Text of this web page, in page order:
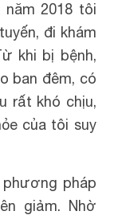
năm 2018 tôi
đi khám
khi bị bệnh,
ban đêm, có
rất khó chịu,
của tôi suy
pháp
giảm. Nhờ